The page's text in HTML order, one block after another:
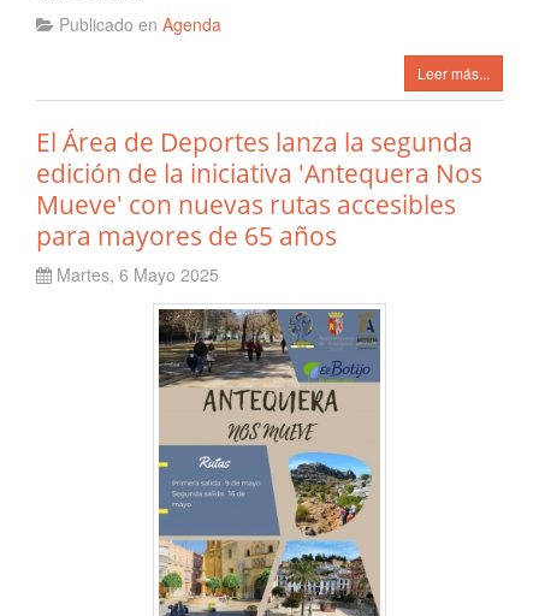
Publicado en Agenda
Leer más...
El Área de Deportes lanza la segunda
edición de la iniciativa 'Antequera Nos
Mueve' con nuevas rutas accesibles
para mayores de 65 años
Martes, 6 Mayo 2025